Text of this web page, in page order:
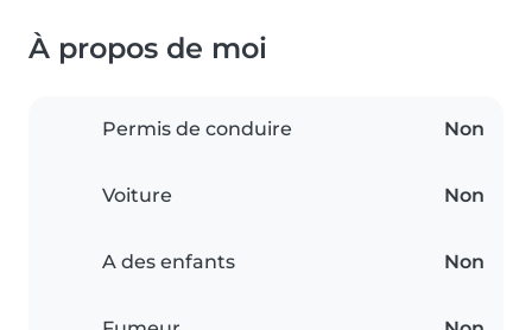
À propos de moi
Permis de conduire Non
Voiture Non
A des enfants Non